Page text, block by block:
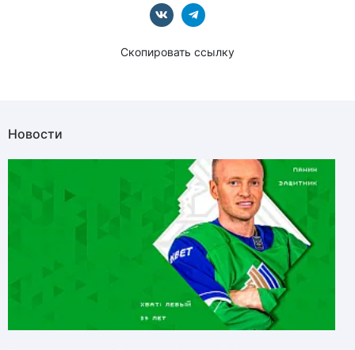
Скопировать ссылку
Новости